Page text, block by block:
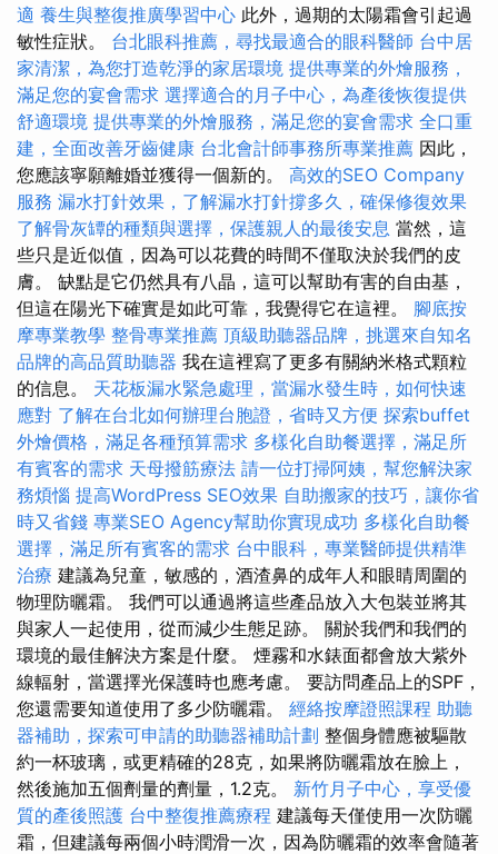
適 養生與整復推廣學習中心 此外，過期的太陽霜會引起過
敏性症狀。 台北眼科推薦，尋找最適合的眼科醫師 台中居
家清潔，為您打造乾淨的家居環境 提供專業的外燴服務，
滿足您的宴會需求 選擇適合的月子中心，為產後恢復提供
舒適環境 提供專業的外燴服務，滿足您的宴會需求 全口重
建，全面改善牙齒健康 台北會計師事務所專業推薦 因此，
您應該寧願離婚並獲得一個新的。 高效的SEO Company
服務 漏水打針效果，了解漏水打針撐多久，確保修復效果
了解骨灰罈的種類與選擇，保護親人的最後安息 當然，這
些只是近似值，因為可以花費的時間不僅取決於我們的皮
膚。 缺點是它仍然具有八晶，這可以幫助有害的自由基，
但這在陽光下確實是如此可靠，我覺得它在這裡。 腳底按
摩專業教學 整骨專業推薦 頂級助聽器品牌，挑選來自知名
品牌的高品質助聽器 我在這裡寫了更多有關納米格式顆粒
的信息。 天花板漏水緊急處理，當漏水發生時，如何快速
應對 了解在台北如何辦理台胞證，省時又方便 探索buffet
外燴價格，滿足各種預算需求 多樣化自助餐選擇，滿足所
有賓客的需求 天母撥筋療法 請一位打掃阿姨，幫您解決家
務煩惱 提高WordPress SEO效果 自助搬家的技巧，讓你省
時又省錢 專業SEO Agency幫助你實現成功 多樣化自助餐
選擇，滿足所有賓客的需求 台中眼科，專業醫師提供精準
治療 建議為兒童，敏感的，酒渣鼻的成年人和眼睛周圍的
物理防曬霜。 我們可以通過將這些產品放入大包裝並將其
與家人一起使用，從而減少生態足跡。 關於我們和我們的
環境的最佳解決方案是什麼。 煙霧和水錶面都會放大紫外
線輻射，當選擇光保護時也應考慮。 要訪問產品上的SPF，
您還需要知道使用了多少防曬霜。 經絡按摩證照課程 助聽
器補助，探索可申請的助聽器補助計劃 整個身體應被驅散
約一杯玻璃，或更精確的28克，如果將防曬霜放在臉上，
然後施加五個劑量的劑量，1.2克。 新竹月子中心，享受優
質的產後照護 台中整復推薦療程 建議每天僅使用一次防曬
霜，但建議每兩個小時潤滑一次，因為防曬霜的效率會隨著